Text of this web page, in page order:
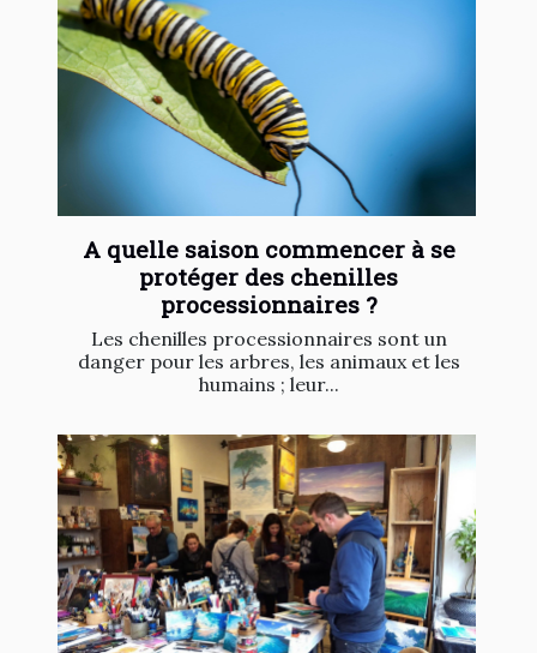
A quelle saison commencer à se
protéger des chenilles
processionnaires ?
Les chenilles processionnaires sont un
danger pour les arbres, les animaux et les
humains ; leur...